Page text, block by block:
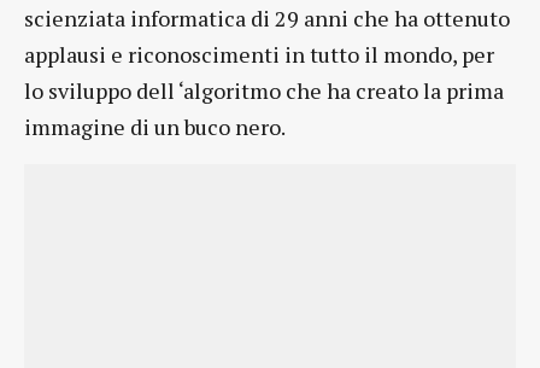
scienziata informatica di 29 anni che ha ottenuto
applausi e riconoscimenti in tutto il mondo, per
lo sviluppo dell ‘algoritmo che ha creato la prima
immagine di un buco nero.